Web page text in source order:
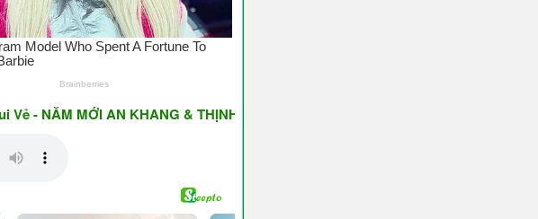
AN KHANG & THỊNH VƯỢNG ♥ Have A Nice Day ♥